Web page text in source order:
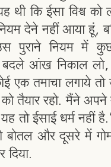
कि ईसा विश्व
देने नहीं आया
पुराने नियम में
आंख निकाल लो,
एक तमाचा लगाये
तैयार रहो. मैंने
तो ईसाई धर्म नहीं
बोतल और दूसरे में
दिया.